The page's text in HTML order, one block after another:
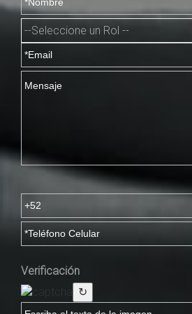
Verificación
↻